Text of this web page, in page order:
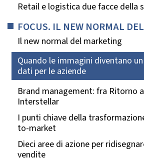
Retail e logistica due facce della
FOCUS. IL NEW NORMAL
Il new normal del marketing
Quando le immagini diventano
dati per le aziende
Brand management: fra Ritorno
Interstellar
I punti chiave della
to-market
Dieci aree di azione per
vendite